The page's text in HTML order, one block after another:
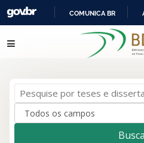
IR
COMUNICA BR
Pular para o conteúdo